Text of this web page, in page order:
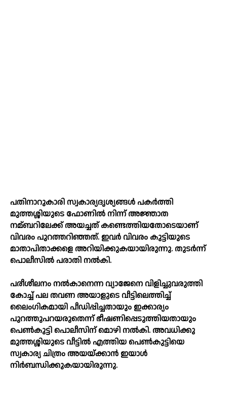
പതിനാറുകാരി സ്വകാര്യദൃശ്യങ്ങള്‍ പകര്‍ത്തി
മുത്തശ്ശിയുടെ ഫോണില്‍ നിന്ന് അജ്ഞാത
നമ്ബറിലേക്ക് അയച്ചത് കണ്ടെത്തിയതോടെയാണ്
വിവരം പുറത്തറിഞ്ഞത്. ഇവര്‍ വിവരം കുട്ടിയുടെ
മാതാപിതാക്കളെ അറിയിക്കുകയായിരുന്നു. തുടര്‍ന്ന്
പൊലീസില്‍ പരാതി നല്‍കി.
പരീശീലനം നല്‍കാനെന്ന വ്യാജേനെ വിളിച്ചുവരുത്തി
കോച്ച്‌ പല തവണ അയാളുടെ വീട്ടിലെത്തിച്ച്‌
ലൈംഗികമായി പീഡിപ്പിച്ചതായും ഇക്കാര്യം
പുറത്തുപറയരുതെന്ന് ഭീഷണിപ്പെടുത്തിയതായും
പെണ്‍കുട്ടി പൊലീസിന് മൊഴി നല്‍കി. അവധിക്കു
മുത്തശ്ശിയുടെ വീട്ടില്‍ എത്തിയ പെണ്‍കുട്ടിയെ
സ്വകാര്യ ചിത്രം അയയ്ക്കാന്‍ ഇയാള്‍
നിര്‍ബന്ധിക്കുകയായിരുന്നു.